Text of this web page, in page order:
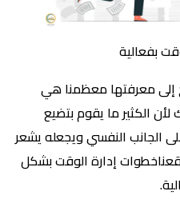
بفعالية
إلى معرفتها معظمنا هي
الكثير ما يقوم بتضيع
الجانب النفسي ويجعله يشعر
إدارة الوقت بشكل